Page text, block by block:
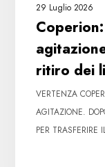
licenziamenti
29 Luglio 2026
ritiro dei
VERTENZA
AGITAZIONE.
PER TRASFERIRE